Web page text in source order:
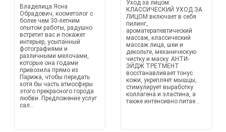
Владелица Ясна
Обрадович, косметолог с
более чем 30-летним
опытом работы, радушно
встретит вас и покажет
интерьер, усыпанный
фотографиями и
различными мелочами,
которые она годами
привозила прямо из
Парижа, чтобы передать
хотя бы часть атмосферы
этого прекрасного города
любви. Предложение услуг
сал...
Уход за лицом:
КЛАССИЧЕСКИЙ УХОД ЗА
ЛИЦОМ включает в себя
пилинг,
ароматерапевтический
массаж, классический
массаж лица, шеи и
декольте, механическую
чистку и маску. АНТИ-
ЭЙДЖ ТРЕТМЕНТ
восстанавливает тонус
кожи, укрепляет мышцы,
стимулирует выработку
коллагена и эластина, а
также интенсивно питае...